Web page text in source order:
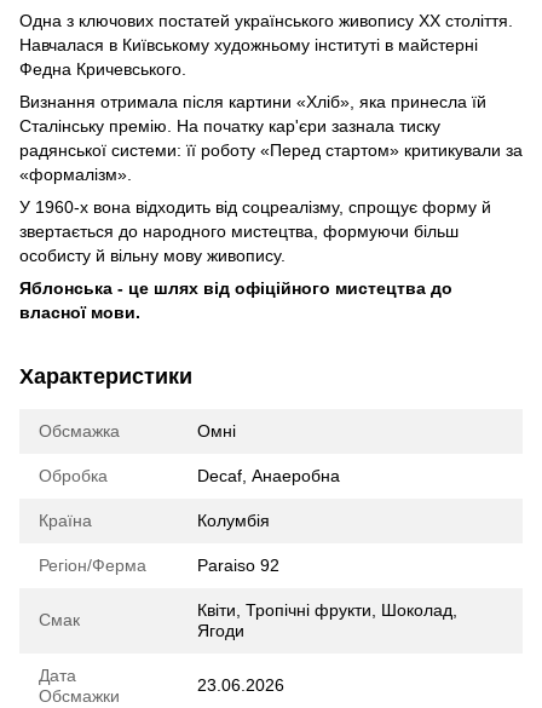
Одна з ключових постатей українського живопису XX століття.
Навчалася в Київському художньому інституті в майстерні
Федна Кричевського.
Визнання отримала після картини «Хліб», яка принесла їй
Сталінську премію. На початку кар'єри зазнала тиску
радянської системи: її роботу «Перед стартом» критикували за
«формалізм».
У 1960-х вона відходить від соцреалізму, спрощує форму й
звертається до народного мистецтва, формуючи більш
особисту й вільну мову живопису.
Яблонська - це шлях від офіційного мистецтва до
власної мови.
Характеристики
Обсмажка Омні
Обробка Decaf Анаеробна
Країна Колумбія
Регіон/Ферма Paraiso 92
Смак Квіти Тропічні фрукти Шоколад
Ягоди
Дата
Обсмажки
23.06.2026